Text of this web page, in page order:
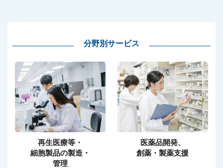
分野別サービス
再生医療等・
細胞製品の製造・
管理
医薬品開発、
創薬・製薬支援